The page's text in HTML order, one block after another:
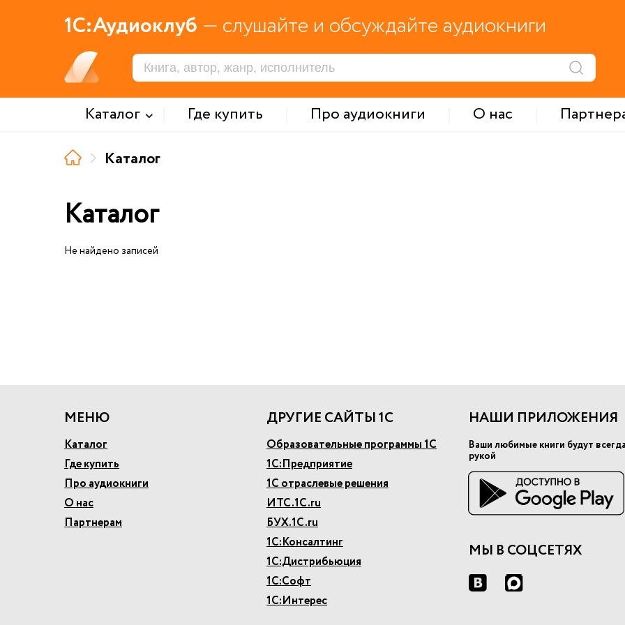
1С:Аудиоклуб — слушайте и обсуждайте аудиокниги
Каталог Где купить Про аудиокниги О нас
Каталог
Каталог
Не найдено записей
МЕНЮ
Каталог
Где купить
Про аудиокниги
О нас
Партнерам
ДРУГИЕ САЙТЫ 1С
Образовательные программы 1С
1С:Предприятие
1С отраслевые решения
ИТС.1С.ru
БУХ.1С.ru
1С:Консалтинг
1С:Дистрибьюция
1С:Софт
1С:Интерес
НАШИ ПРИЛОЖЕНИЯ
Ваши любимые книги будут
рукой
МЫ В СОЦСЕТЯХ